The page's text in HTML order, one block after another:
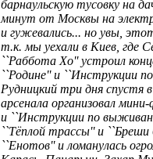
барнаульскую тусовку на
минут от Москвы на
и гужевались... но увы,
т.к. мы уехали в Киев, где
``Раббота Хо'' устроил
``Родине'' и ``Инструкции
Рудницкий три дня спустя
арсенала организовал
и ``Инструкции по
``Тёплой трассы'' и ``Бреши
``Енотов'' и ломанулась